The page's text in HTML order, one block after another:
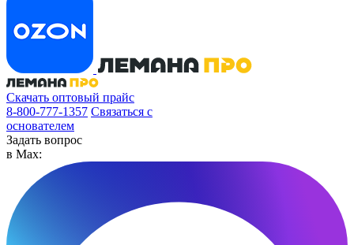
Скачать оптовый прайс
8-800-777-1357 Связаться с
основателем
Задать вопрос
в Max: